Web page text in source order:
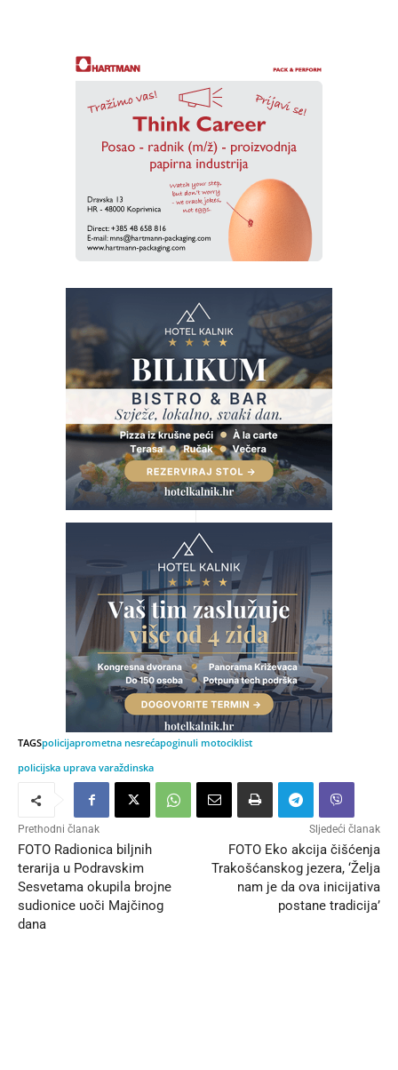
TAGSpolicijaprometna nesrećapoginuli motociklist
policijska uprava varaždinska
Prethodni članak
FOTO Radionica biljnih
terarija u Podravskim
Sesvetama okupila brojne
sudionice uoči Majčinog
dana
Sljedeći članak
FOTO Eko akcija čišćenja
Trakošćanskog jezera, ‘Želja
nam je da ova inicijativa
postane tradicija’